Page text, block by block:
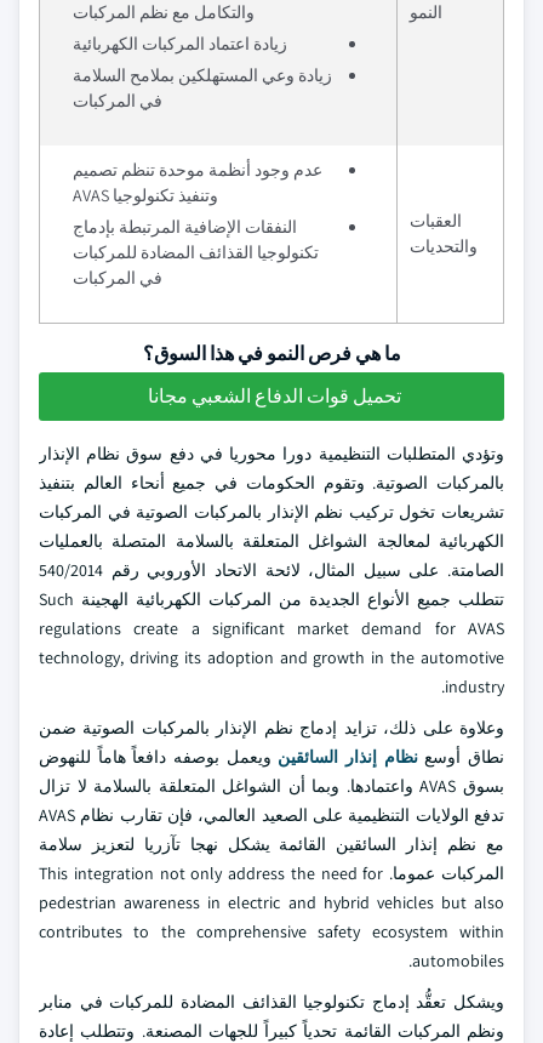
النمو
والتكامل مع نظم المركبات
زيادة اعتماد المركبات الكهربائية
زيادة وعي المستهلكين بملامح السلامة
في المركبات
العقبات
والتحديات
عدم وجود أنظمة موحدة تنظم تصميم
وتنفيذ تكنولوجيا AVAS
النفقات الإضافية المرتبطة بإدماج
تكنولوجيا القذائف المضادة للمركبات
في المركبات
ما هي فرص النمو في هذا السوق؟
تحميل قوات الدفاع الشعبي مجانا
وتؤدي المتطلبات التنظيمية دورا محوريا في دفع سوق نظام الإنذار
بالمركبات الصوتية. وتقوم الحكومات في جميع أنحاء العالم بتنفيذ
تشريعات تخول تركيب نظم الإنذار بالمركبات الصوتية في المركبات
الكهربائية لمعالجة الشواغل المتعلقة بالسلامة المتصلة بالعمليات
الصامتة. على سبيل المثال، لائحة الاتحاد الأوروبي رقم 540/2014
تتطلب جميع الأنواع الجديدة من المركبات الكهربائية الهجينة Such
regulations create a significant market demand for AVAS
technology, driving its adoption and growth in the automotive
industry.
وعلاوة على ذلك، تزايد إدماج نظم الإنذار بالمركبات الصوتية ضمن
نطاق أوسعنظام إنذار السائقين ويعمل بوصفه دافعاً هاماً للنهوض
بسوق AVAS واعتمادها. وبما أن الشواغل المتعلقة بالسلامة لا تزال
تدفع الولايات التنظيمية على الصعيد العالمي، فإن تقارب نظام AVAS
مع نظم إنذار السائقين القائمة يشكل نهجا تآزريا لتعزيز سلامة
المركبات عموما. This integration not only address the need for
pedestrian awareness in electric and hybrid vehicles but also
contributes to the comprehensive safety ecosystem within
automobiles.
ويشكل تعقُّد إدماج تكنولوجيا القذائف المضادة للمركبات في منابر
ونظم المركبات القائمة تحدياً كبيراً للجهات المصنعة. وتتطلب إعادة